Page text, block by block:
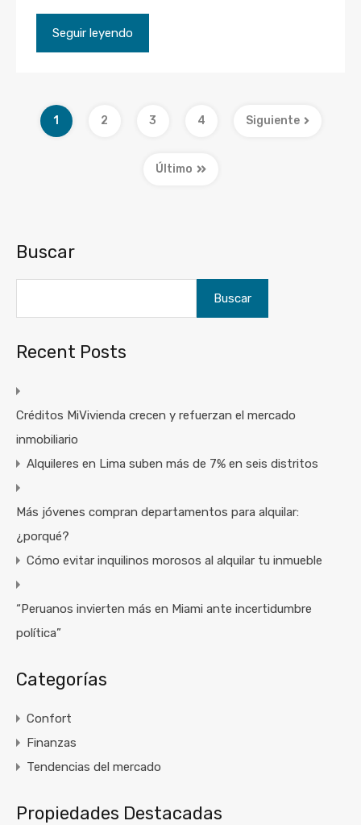
Seguir leyendo
1 2 3 4 Siguiente
Último
Buscar
Buscar
Recent Posts
Créditos MiVivienda crecen y refuerzan el mercado
inmobiliario
Alquileres en Lima suben más de 7% en seis distritos
Más jóvenes compran departamentos para alquilar:
¿porqué?
Cómo evitar inquilinos morosos al alquilar tu inmueble
“Peruanos invierten más en Miami ante incertidumbre
política”
Categorías
Confort
Finanzas
Tendencias del mercado
Propiedades Destacadas